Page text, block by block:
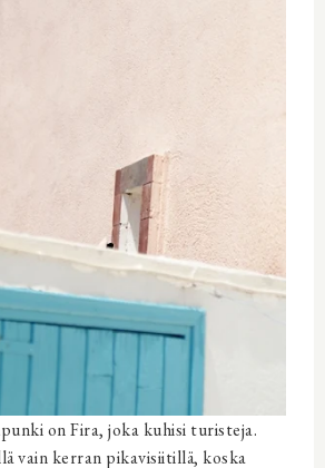
on Fira, joka kuhisi turisteja.
vain kerran pikavisiitillä, koska